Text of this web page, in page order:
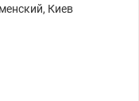
, Киев